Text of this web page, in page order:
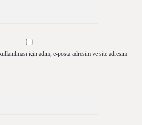
için adım, e-posta adresim ve site adresim